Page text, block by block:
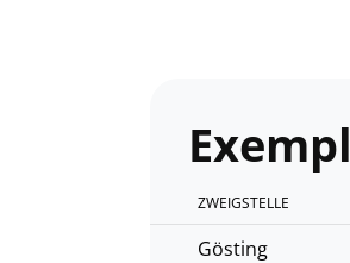
ZWEIGSTELLE
Gösting